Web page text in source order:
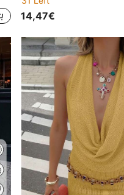
14,47€